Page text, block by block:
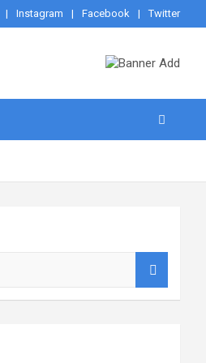
Instagram Facebook Twitter